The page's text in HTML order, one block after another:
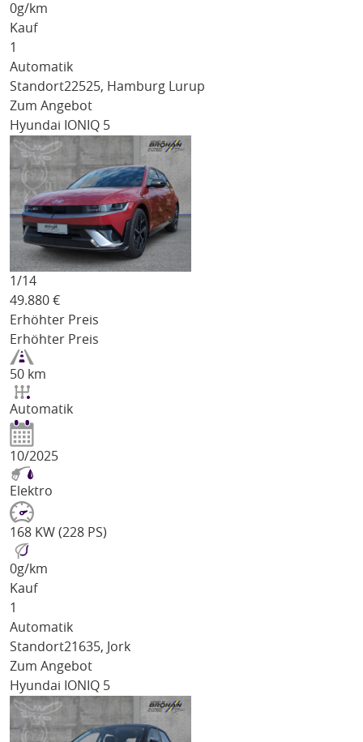
0g/km
Kauf
1
Automatik
Standort22525, Hamburg Lurup
Zum Angebot
Hyundai IONIQ 5
1/14
49.880 €
Erhöhter Preis
Erhöhter Preis
50 km
Automatik
10/2025
Elektro
168 KW (228 PS)
0g/km
Kauf
1
Automatik
Standort21635, Jork
Zum Angebot
Hyundai IONIQ 5